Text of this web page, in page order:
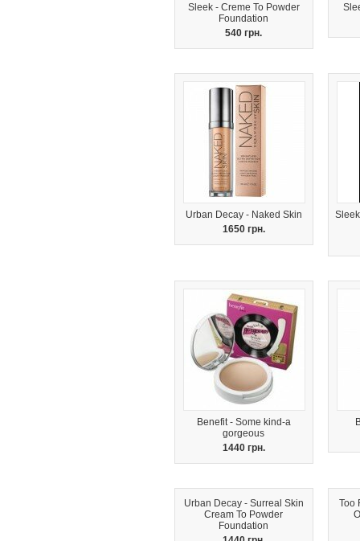
Sleek - Creme To Powder
Foundation
540 грн.
Urban Decay - Naked Skin
1650 грн.
Benefit - Some kind-a
gorgeous
1440 грн.
Urban Decay - Surreal Skin
Cream To Powder
Foundation
Too